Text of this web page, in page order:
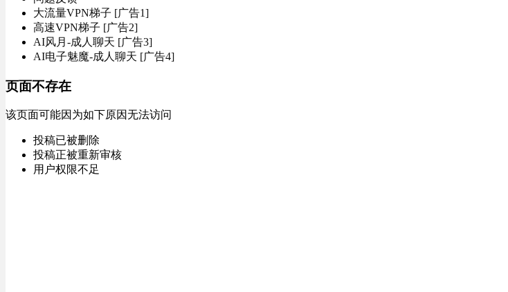
大流量VPN梯子 [广告1]
高速VPN梯子 [广告2]
AI风月-成人聊天 [广告3]
AI电子魅魔-成人聊天 [广告4]
页面不存在
该页面可能因为如下原因无法访问
投稿已被删除
投稿正被重新审核
用户权限不足